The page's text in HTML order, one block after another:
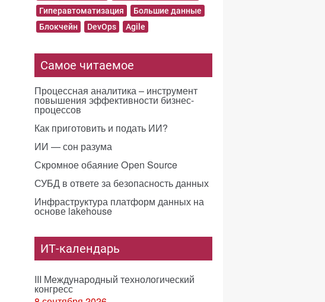
Гиперавтоматизация
Большие данные
Блокчейн
DevOps Agile
Самое читаемое
Процессная аналитика – инструмент
повышения эффективности бизнес-
процессов
Как приготовить и подать ИИ?
ИИ — сон разума
Скромное обаяние Open Source
СУБД в ответе за безопасность данных
Инфраструктура платформ данных на
основе lakehouse
ИТ-календарь
III Международный технологический
конгресс